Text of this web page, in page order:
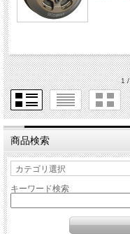
1 /
商品検索
キーワード検索